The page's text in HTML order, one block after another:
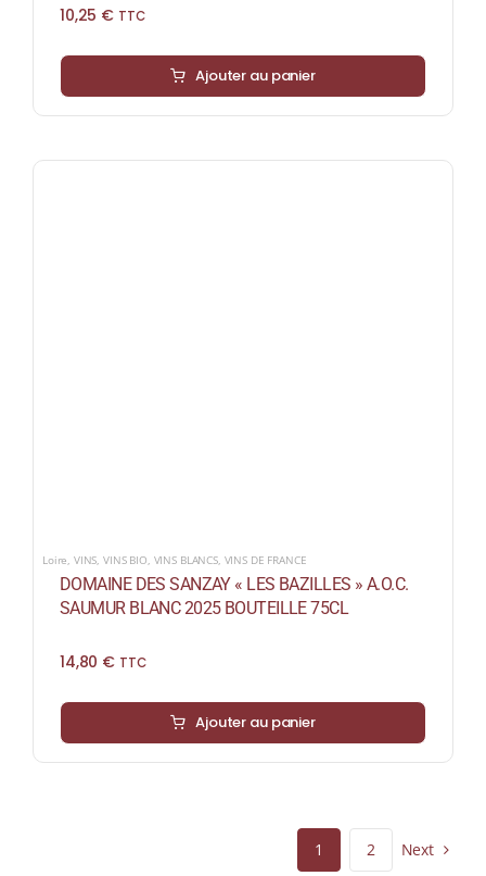
10,25 € TTC
Ajouter au panier
Loire VINS ,VINS BIO VINS BLANCS, VINS DE FRANCE
DOMAINE DES SANZAY « LES BAZILLES » A.O.C.
SAUMUR BLANC 2025 BOUTEILLE 75CL
14,80 € TTC
Ajouter au panier
1 2 Next